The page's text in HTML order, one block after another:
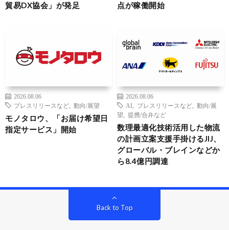
貿易DX協会」が発足
点が稼働開始
2026.08.06
プレスリリースなど
動向/展望
モノタロウ、「お届け希望日
指定サービス」開始
2026.08.06
AI
プレスリリースなど
動向/展
望
提携/合弁など
数理最適化技術活用した物流
の計画立案支援手掛けるJIJ、
グローバル・ブレインなどか
ら8.4億円調達
Back to Top